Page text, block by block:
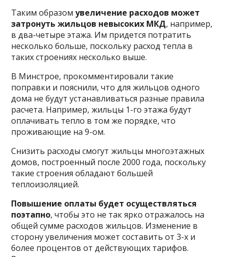
Таким образомувеличение расходов может
затронуть жильцов невысоких МКД, например,
в два-четыре этажа. Им придется потратить
несколько больше, поскольку расход тепла в
таких строениях несколько выше.
В Минстрое, прокомментировали такие
поправки и пояснили, что для жильцов одного
дома не будут устанавливаться разные правила
расчета. Например, жильцы 1-го этажа будут
оплачивать тепло в том же порядке, что
проживающие на 9-ом.
Снизить расходы смогут жильцы многоэтажных
домов, построенный после 2000 года, поскольку
такие строения обладают большей
теплоизоляцией.
Повышение оплаты будет осуществляться
поэтапно, чтобы это не так ярко отражалось на
общей сумме расходов жильцов. Изменение в
сторону увеличения может составить от 3-х и
более процентов от действующих тарифов.